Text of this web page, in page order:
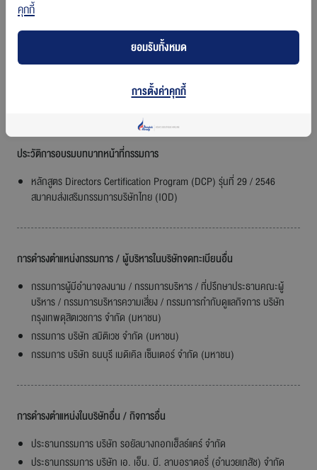
คุณวุฒิทางการศึกษา
นิติศาสตรบัณฑิต จุฬาลงกรณ์มหาวิทยาลัย, เนติบัณฑิตไทย
ประวัติการอบรมบทบาทหน้าที่กรรมการ
หลักสูตร Directors Certification Program (DCP) รุ่นที่ 29 / 2546
สมาคมส่งเสริมกรรมการบริษัทไทย (IOD)
การดำรงตำแหน่งกรรมการ / ผู้บริหารในบริษัทจดทะเบียนอื่น
กรรมการผู้มีอำนาจลงนาม / กรรมการบริหาร / ที่ปรึกษาประธานคณะผู้
บริหาร / กรรมการบริหารความเสี่ยง / กรรมการกำกับดูแลกิจการ บริษัท
กรุงเทพดุสิตเวชการ จำกัด (มหาชน)
กรรมการ บริษัท สมิติเวช จำกัด (มหาชน)
กรรมการ บริษัท ธนบุรี เมดิเคิล เซ็นเตอร์ จำกัด (มหาชน)
การดำรงตำแหน่งในบริษัทอื่น / กิจการอื่น
ประธานกรรมการ บริษัท รอยัลบางกอกเฮ็ลธ์แคร์ จำกัด
ประธานกรรมการ บริษัท เอ. เอ็น. บี. ลาบอราตอรี่ (อำนวยเภสัช) จำกัด
คุกกี้
ยอมรับทั้งหมด
การตั้งค่าคุกกี้